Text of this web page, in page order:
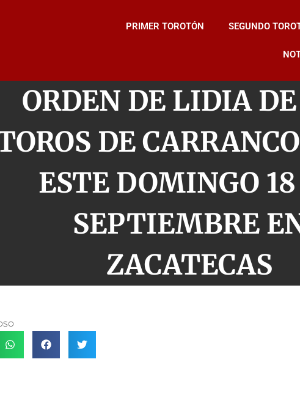
PRIMER TOROTÓN SEGUNDO
ORDEN DE LIDIA
DE
ESTE DOMINGO
SEPTIEMBRE
ZACATECAS